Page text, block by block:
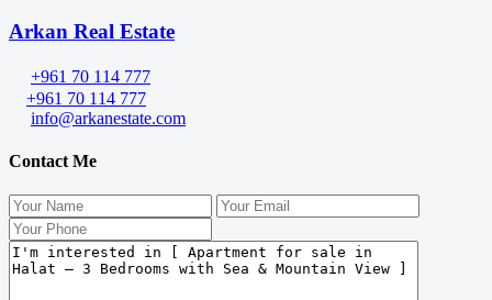
Arkan Real Estate
+961 70 114 777
+961 70 114 777
info@arkanestate.com
Contact Me